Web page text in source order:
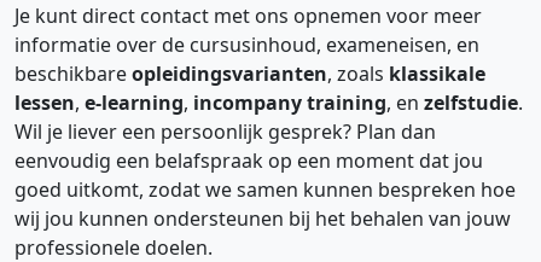
Je kunt direct contact met ons opnemen voor meer
informatie over de cursusinhoud, exameneisen, en
beschikbareopleidingsvarianten, zoals klassikale
lessen, e-learning, incompany training, en zelfstudie.
Wil je liever een persoonlijk gesprek? Plan dan
eenvoudig een belafspraak op een moment dat jou
goed uitkomt, zodat we samen kunnen bespreken hoe
wij jou kunnen ondersteunen bij het behalen van jouw
professionele doelen.